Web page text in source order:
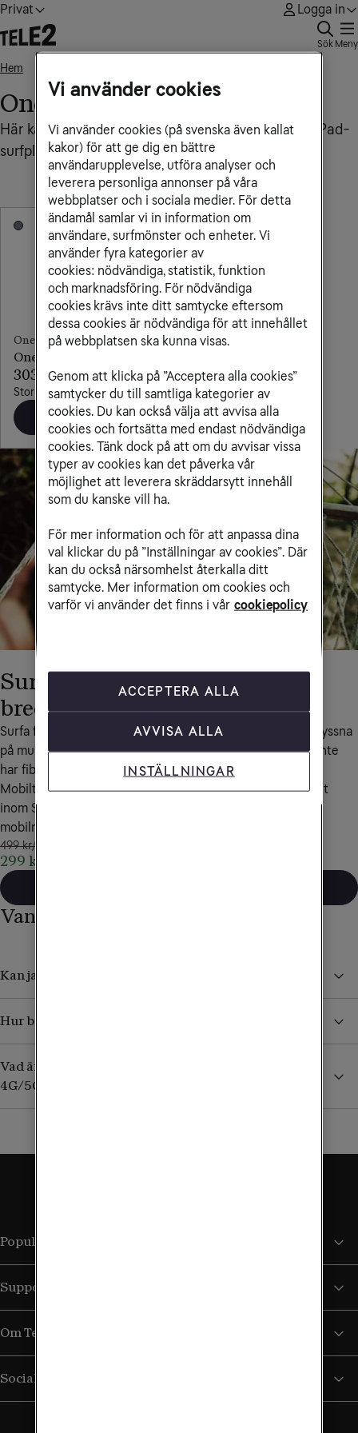
Privat Logga in
Sök Meny
Hem
OnePlus Pad
Här kan du som är kund hos oss köpa en OnePlus Pad-
OnePlus
OnePlus Pad 3
303 kr/mån
Storm Blue
Beställ
Surfa var du vill med mobilt
bredband
Surfa från sommarstugan, streama film på tågresan eller lyssna
på musik i båten. Eller använd som fast bredband om du inte
har fiber till bostaden.
Mobilt bredband är ett wifi som du kan ta med dig överallt
inom Sverige där det finns 5G- eller 4G-täckning i vårt
mobilnät. Alltid obegränsad surf!
499 kr/mån
299 kr/mån i 24 mån
Vanliga frågor och svar
Kan jag köpa ett mobilt bredband med en surfplatta?
Hur beställer jag ett extra datakort till min surfplatta?
Vad är det för skillnad på surfplattor med wifi eller
4G/5G?
Populära sidor
Support
Om Tele2
Sociala medier
Vi använder cookies
Vi använder cookies (på svenska även kallat
kakor) för att ge dig en bättre
användarupplevelse, utföra analyser och
leverera personliga annonser på våra
webbplatser och i sociala medier. För detta
ändamål samlar vi in information om
användare, surfmönster och enheter. Vi
använder fyra kategorier av
cookies: nödvändiga, statistik, funktion
och marknadsföring. För nödvändiga
cookies krävs inte ditt samtycke eftersom
dessa cookies är nödvändiga för att innehållet
på webbplatsen ska kunna visas.
Genom att klicka på ”Acceptera alla cookies”
samtycker du till samtliga kategorier av
cookies. Du kan också välja att avvisa alla
cookies och fortsätta med endast nödvändiga
cookies. Tänk dock på att om du avvisar vissa
typer av cookies kan det påverka vår
möjlighet att leverera skräddarsytt innehåll
som du kanske vill ha.
För mer information och för att anpassa dina
val klickar du på ”Inställningar av cookies”. Där
kan du också närsomhelst återkalla ditt
samtycke. Mer information om cookies och
varför vi använder det finns i vår cookiepolicy
ACCEPTERA ALLA
AVVISA ALLA
INSTÄLLNINGAR